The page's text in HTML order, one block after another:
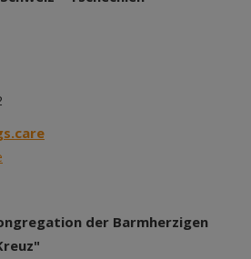
der Barmherzigen